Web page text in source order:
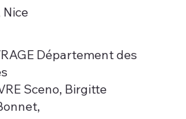
Nice
Département des
Sceno, Birgitte